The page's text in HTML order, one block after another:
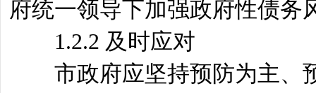
府统一领导下加强政府性债务
1.2.2 及时应对
市政府应坚持预防为主、预